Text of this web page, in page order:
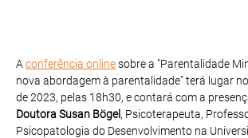
A conferência onlinesobre a "Parentalidade
nova abordagem à parentalidade" terá lugar
de 2023, pelas 18h30, e contará com a
Doutora Susan Bögel, Psicoterapeuta,
Psicopatologia do Desenvolvimento na